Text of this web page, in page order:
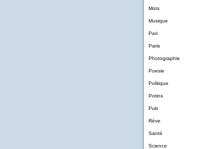
Mots
Musique
Pari
Paris
Photographie
Poesie
Politique
Potins
Pub
Rève
Santé
Science